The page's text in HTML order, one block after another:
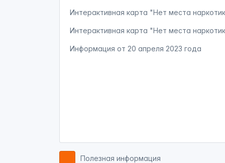
Интерактивная карта "Нет места
Интерактивная карта "Нет места
Информация от 20 апреля 2023 года
Полезная информация